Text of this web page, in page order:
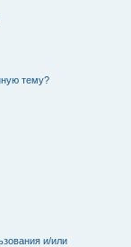
тему?
и/или